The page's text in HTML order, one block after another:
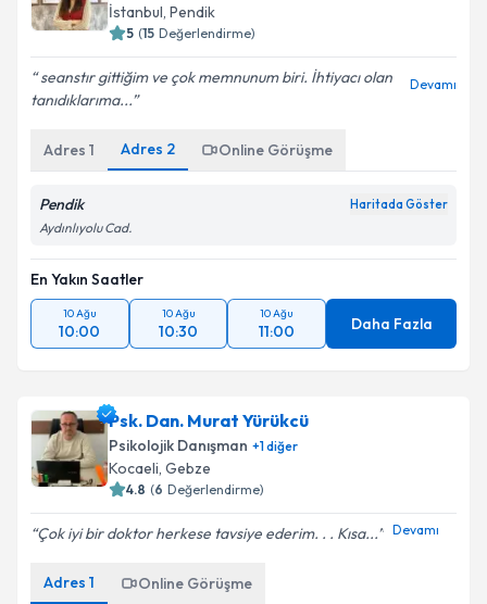
İstanbul, Pendik
5 (15 Değerlendirme)
seanstır gittiğim ve çok memnunum biri. İhtiyacı olan
tanıdıklarıma...
Devamı
Adres 1 Adres 2 Online Görüşme
Pendik Haritada Göster
Aydınlıyolu Cad.
En Yakın Saatler
10 Ağu
10:00
10 Ağu
10:30
10 Ağu
11:00 Daha Fazla
Psk. Dan. Murat Yürükcü
Psikolojik Danışman +1diğer
Kocaeli, Gebze
4.8 (6 Değerlendirme)
Çok iyi bir doktor herkese tavsiye ederim. . . Kısa... Devamı
Adres 1 Online Görüşme